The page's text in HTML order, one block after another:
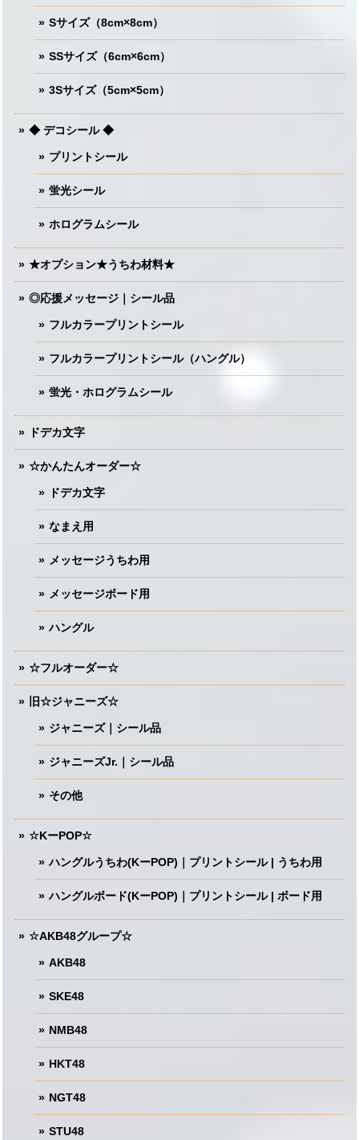
Sサイズ（8cm×8cm）
SSサイズ（6cm×6cm）
3Sサイズ（5cm×5cm）
◆ デコシール ◆
プリントシール
蛍光シール
ホログラムシール
★オプション★うちわ材料★
◎応援メッセージ｜シール品
フルカラープリントシール
フルカラープリントシール（ハングル）
蛍光・ホログラムシール
ドデカ文字
☆かんたんオーダー☆
ドデカ文字
なまえ用
メッセージうちわ用
メッセージボード用
ハングル
☆フルオーダー☆
旧☆ジャニーズ☆
ジャニーズ｜シール品
ジャニーズJr.｜シール品
その他
☆KーPOP☆
ハングルうちわ(KーPOP)｜プリントシール | うちわ用
ハングルボード(KーPOP)｜プリントシール | ボード用
☆AKB48グループ☆
AKB48
SKE48
NMB48
HKT48
NGT48
STU48